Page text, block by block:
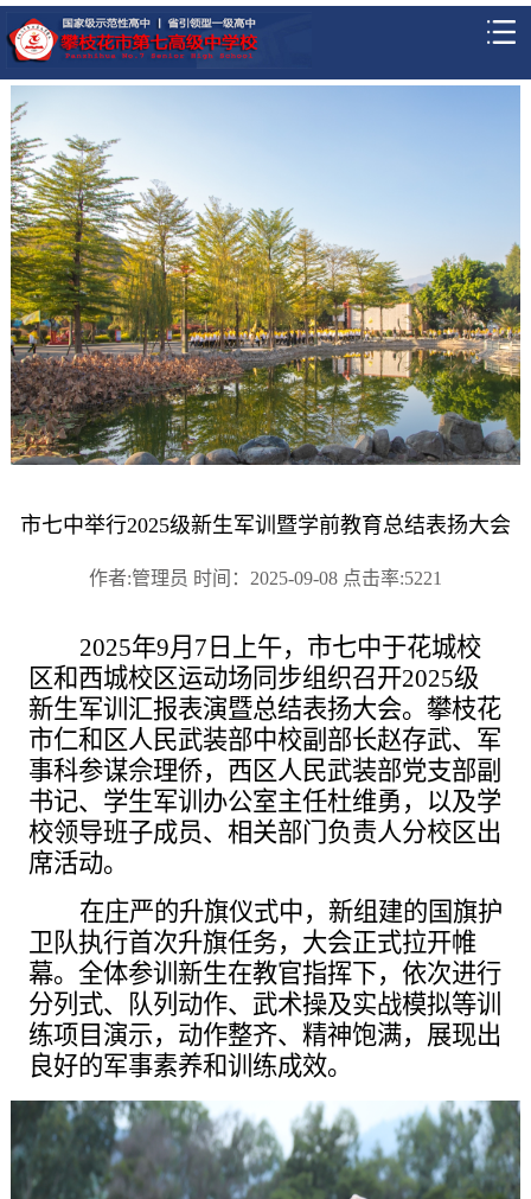
市七中举行2025级新生军训暨学前教育总结表扬大会
作者:管理员 时间：2025-09-08 点击率:5221
2025年9月7日上午，市七中于花城校
区和西城校区运动场同步组织召开2025级
新生军训汇报表演暨总结表扬大会。攀枝花
市仁和区人民武装部中校副部长赵存武、军
事科参谋佘理侨，西区人民武装部党支部副
书记、学生军训办公室主任杜维勇，以及学
校领导班子成员、相关部门负责人分校区出
席活动。
在庄严的升旗仪式中，新组建的国旗护
卫队执行首次升旗任务，大会正式拉开帷
幕。全体参训新生在教官指挥下，依次进行
分列式、队列动作、武术操及实战模拟等训
练项目演示，动作整齐、精神饱满，展现出
良好的军事素养和训练成效。